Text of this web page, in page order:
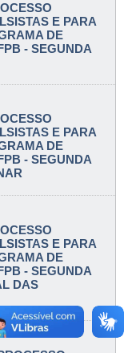
E PARA
DE
- SEGUNDA
E PARA
DE
- SEGUNDA
E PARA
DE
- SEGUNDA
DAS